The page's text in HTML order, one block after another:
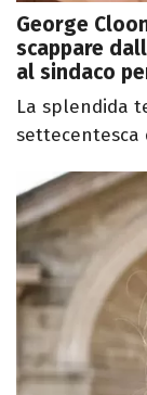
George
scappare
al sindaco
La splendida
settecentesca